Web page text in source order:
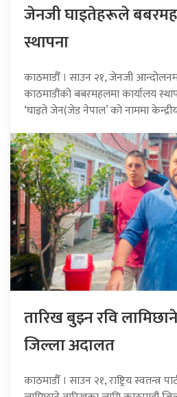
जेनजी घाइतेहरूले
स्थापना
काठमाडौँ । साउन २१, जेनजी
काठमाडौंको बबरमहलमा कार्यालय
‘घाइते जेन(जेड नेपाल’ को नाममा
तारिख बुझ्न रवि
जिल्ला अदालत
काठमाडौँ । साउन २१, राष्ट्रिय स्वतन्त्र